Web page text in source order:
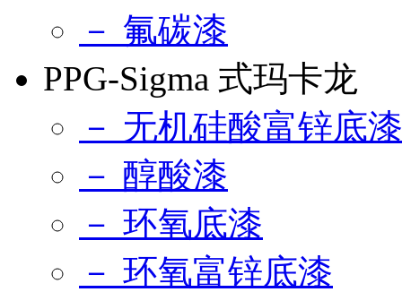
－ 氟碳漆
PPG-Sigma 式玛卡龙
－ 无机硅酸富锌底漆
－ 醇酸漆
－ 环氧底漆
－ 环氧富锌底漆